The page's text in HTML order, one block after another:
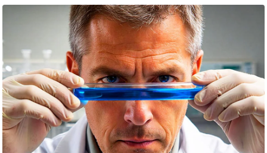
रि
प
रा
ज
नी